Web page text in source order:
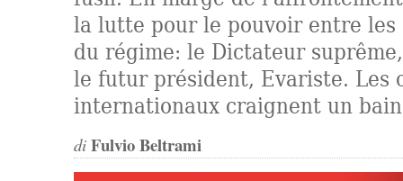
la lutte pour le pouvoir entre les
du régime: le Dictateur
le futur président, Evariste. Les
internationaux craignent un
di Fulvio Beltrami